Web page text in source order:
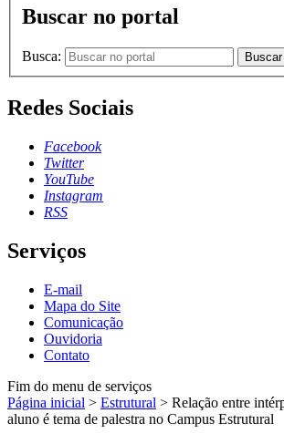
Buscar no portal
Busca: Buscar
Redes Sociais
Facebook
Twitter
YouTube
Instagram
RSS
Serviços
E-mail
Mapa do Site
Comunicação
Ouvidoria
Contato
Fim do menu de serviços
Página inicial > Estrutural > Relação entre
aluno é tema de palestra no Campus Estrutural